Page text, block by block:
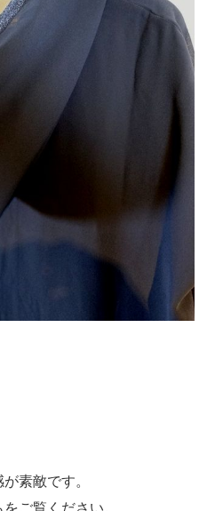
素敵です。
ご覧ください。